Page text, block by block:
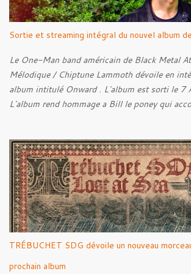
Sortie et streaming intégral du nouvel album
Le One-Man band américain de Black Metal
Mélodique / Chiptune Lammoth dévoile en
album intitulé Onward . L'album est sorti le 7
L'album rend hommage a Bill le poney qui
Half-Starved Pony 02. To Be Free (Bill) 03.
04. Farewell, Good Beast of Burden 05. A
the Woods on Business of Their Own 06.
We Were Born to Suffer 08. Horsethieving
Onward de Lammoth
TRÉBUCHET SDG dévoile un nouveau
prochain album